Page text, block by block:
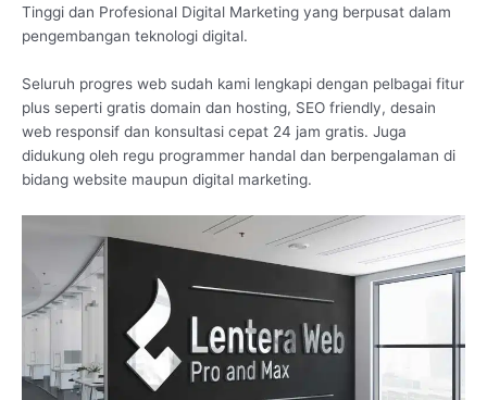
Tinggi dan Profesional Digital Marketing yang berpusat dalam
pengembangan teknologi digital.
Seluruh progres web sudah kami lengkapi dengan pelbagai fitur
plus seperti gratis domain dan hosting, SEO friendly, desain
web responsif dan konsultasi cepat 24 jam gratis. Juga
didukung oleh regu programmer handal dan berpengalaman di
bidang website maupun digital marketing.